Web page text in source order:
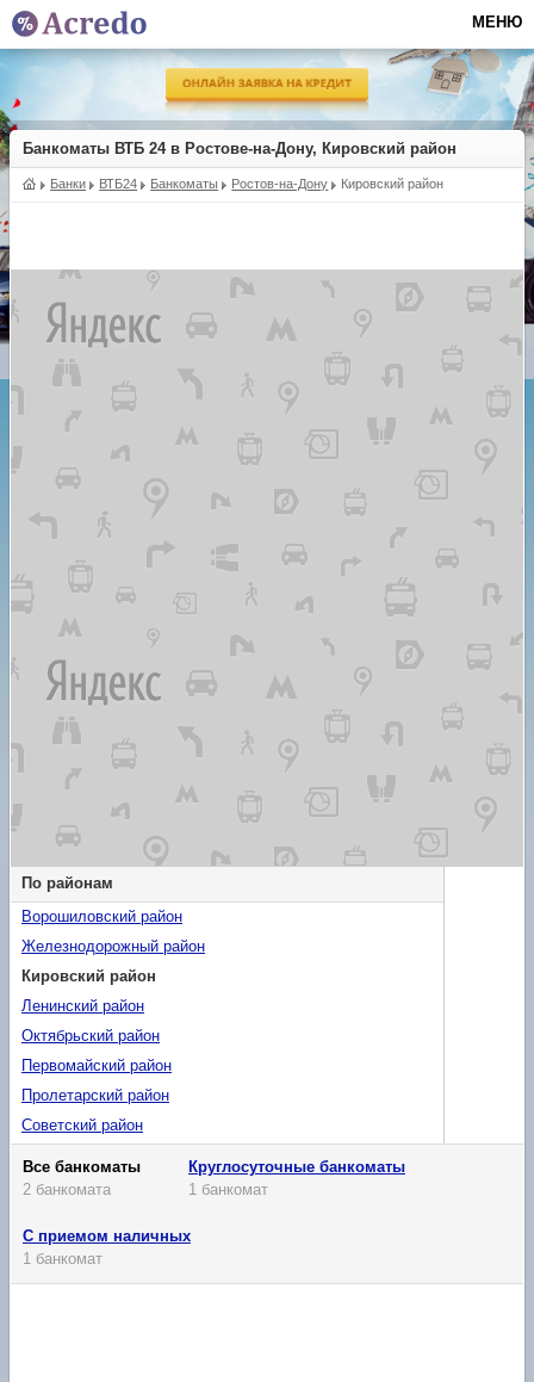
Банкоматы ВТБ 24 в Ростове-на-Дону, Кировский район
Банки ВТБ24 Банкоматы Ростов-на-Дону Кировский район
По районам
Ворошиловский район
Железнодорожный район
Кировский район
Ленинский район
Октябрьский район
Первомайский район
Пролетарский район
Советский район
Все банкоматы
2 банкомата
Круглосуточные банкоматы
1 банкомат
С приемом наличных
1 банкомат
МЕНЮ